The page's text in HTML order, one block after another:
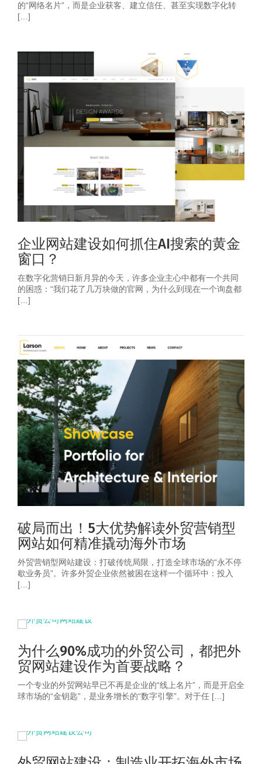
的“网络名片”，而是企业获客、建立信任、甚至实现数字化转
[…]
企业网站建设如何抓住AI搜索的黄金
窗口？
在数字化营销日新月异的今天，许多企业主心中都有一个共同
的困惑：“我们花了几万块做的官网，为什么到现在一个询盘都
[…]
破局而出！5大优势解读外贸营销型
网站如何精准撬动海外市场
外贸营销型网站建设：打破传统局限，打造全球市场的“永不停
歇业务员”。许多外贸企业依然被困在这样一个循环中：投入
[…]
为什么90%成功的外贸公司，都把外
贸网站建设作为首要战略？
一个专业的外贸网站早已不再是企业的“线上名片”，而是开启全
球市场的“金钥匙”，是业务增长的“数字引擎”。对于任 […]